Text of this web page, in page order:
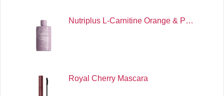
Nutriplus L-Carnitine Orange & P…
Royal Cherry Mascara